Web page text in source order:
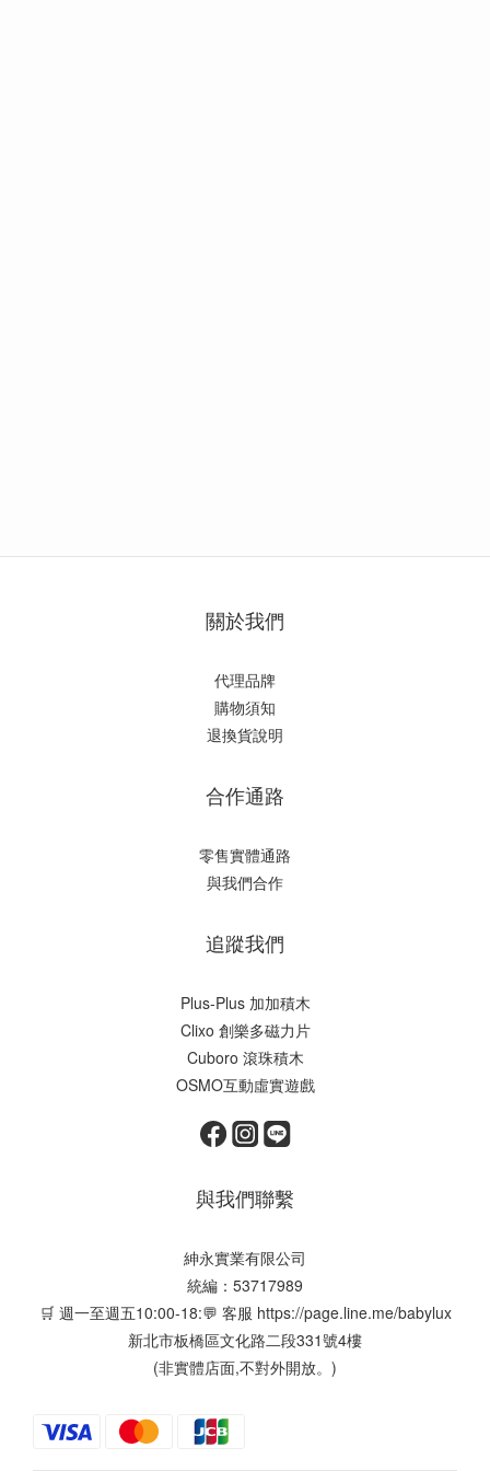
關於我們
代理品牌
購物須知
退換貨說明
合作通路
零售實體通路
與我們合作
追蹤我們
Plus-Plus 加加積木
Clixo 創樂多磁力片
Cuboro 滾珠積木
OSMO互動虛實遊戲
與我們聯繫
紳永實業有限公司
統編：53717989
🛒 週一至週五10:00-18:💬 客服 https://page.line.me/babylux
新北市板橋區文化路二段331號4樓
(非實體店面,不對外開放。)